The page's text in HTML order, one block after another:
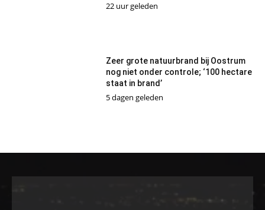
22 uur geleden
Zeer grote natuurbrand bij Oostrum
nog niet onder controle; ‘100 hectare
staat in brand’
5 dagen geleden